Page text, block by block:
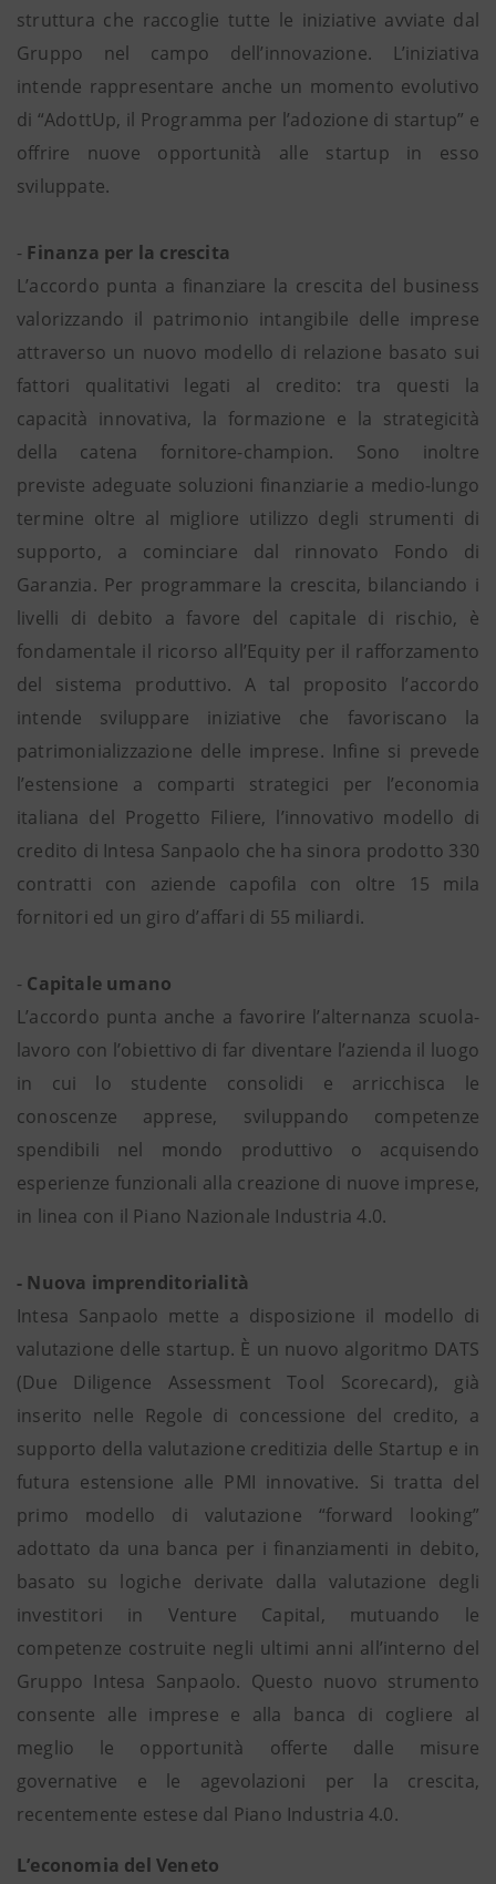
struttura che raccoglie tutte le iniziative avviate dal
Gruppo nel campo dell’innovazione. L’iniziativa
intende rappresentare anche un momento evolutivo
di “AdottUp, il Programma per l’adozione di startup” e
offrire nuove opportunità alle startup in esso
sviluppate.
- Finanza per la crescita
L’accordo punta a finanziare la crescita del business
valorizzando il patrimonio intangibile delle imprese
attraverso un nuovo modello di relazione basato sui
fattori qualitativi legati al credito: tra questi la
capacità innovativa, la formazione e la strategicità
della catena fornitore-champion. Sono inoltre
previste adeguate soluzioni finanziarie a medio-lungo
termine oltre al migliore utilizzo degli strumenti di
supporto, a cominciare dal rinnovato Fondo di
Garanzia. Per programmare la crescita, bilanciando i
livelli di debito a favore del capitale di rischio, è
fondamentale il ricorso all’Equity per il rafforzamento
del sistema produttivo. A tal proposito l’accordo
intende sviluppare iniziative che favoriscano la
patrimonializzazione delle imprese. Infine si prevede
l’estensione a comparti strategici per l’economia
italiana del Progetto Filiere, l’innovativo modello di
credito di Intesa Sanpaolo che ha sinora prodotto 330
contratti con aziende capofila con oltre 15 mila
fornitori ed un giro d’affari di 55 miliardi.
- Capitale umano
L’accordo punta anche a favorire l’alternanza scuola-
lavoro con l’obiettivo di far diventare l’azienda il luogo
in cui lo studente consolidi e arricchisca le
conoscenze apprese, sviluppando competenze
spendibili nel mondo produttivo o acquisendo
esperienze funzionali alla creazione di nuove imprese,
in linea con il Piano Nazionale Industria 4.0.
- Nuova imprenditorialità
Intesa Sanpaolo mette a disposizione il modello di
valutazione delle startup. È un nuovo algoritmo DATS
(Due Diligence Assessment Tool Scorecard), già
inserito nelle Regole di concessione del credito, a
supporto della valutazione creditizia delle Startup e in
futura estensione alle PMI innovative. Si tratta del
primo modello di valutazione “forward looking”
adottato da una banca per i finanziamenti in debito,
basato su logiche derivate dalla valutazione degli
investitori in Venture Capital, mutuando le
competenze costruite negli ultimi anni all’interno del
Gruppo Intesa Sanpaolo. Questo nuovo strumento
consente alle imprese e alla banca di cogliere al
meglio le opportunità offerte dalle misure
governative e le agevolazioni per la crescita,
recentemente estese dal Piano Industria 4.0.
L’economia del Veneto